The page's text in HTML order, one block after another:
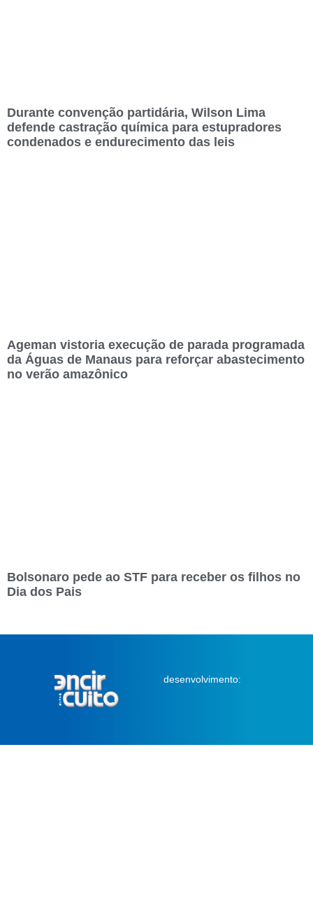
Durante convenção partidária, Wilson Lima
defende castração química para estupradores
condenados e endurecimento das leis
Ageman vistoria execução de parada programada
da Águas de Manaus para reforçar abastecimento
no verão amazônico
Bolsonaro pede ao STF para receber os filhos no
Dia dos Pais
desenvolvimento: